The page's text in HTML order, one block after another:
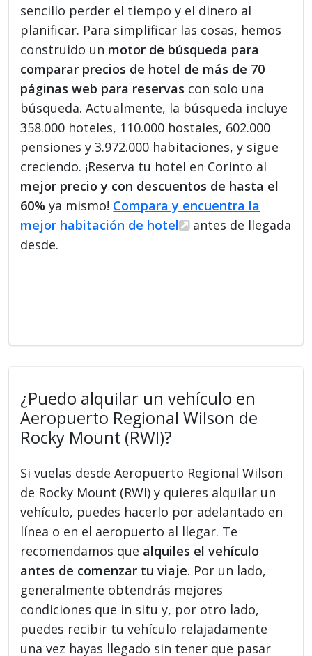
sencillo perder el tiempo y el dinero al
planificar. Para simplificar las cosas, hemos
construido un motor de búsqueda para
comparar precios de hotel de más de 70
páginas web para reservas con solo una
búsqueda. Actualmente, la búsqueda incluye
358.000 hoteles, 110.000 hostales, 602.000
pensiones y 3.972.000 habitaciones, y sigue
creciendo. ¡Reserva tu hotel en Corinto al
mejor precio y con descuentos de hasta el
60% ya mismo! Compara y encuentra la
mejor habitación de hotel
antes de llegada
desde.
¿Puedo alquilar un vehículo en
Aeropuerto Regional Wilson de
Rocky Mount (RWI)?
Si vuelas desde Aeropuerto Regional Wilson
de Rocky Mount (RWI) y quieres alquilar un
vehículo, puedes hacerlo por adelantado en
línea o en el aeropuerto al llegar. Te
recomendamos que alquiles el vehículo
antes de comenzar tu viaje. Por un lado,
generalmente obtendrás mejores
condiciones que in situ y, por otro lado,
puedes recibir tu vehículo relajadamente
una vez hayas llegado sin tener que pasar